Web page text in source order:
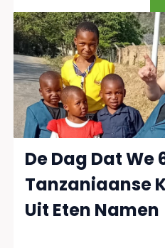
De Dag Dat We
Tanzaniaanse
Uit Eten Namen